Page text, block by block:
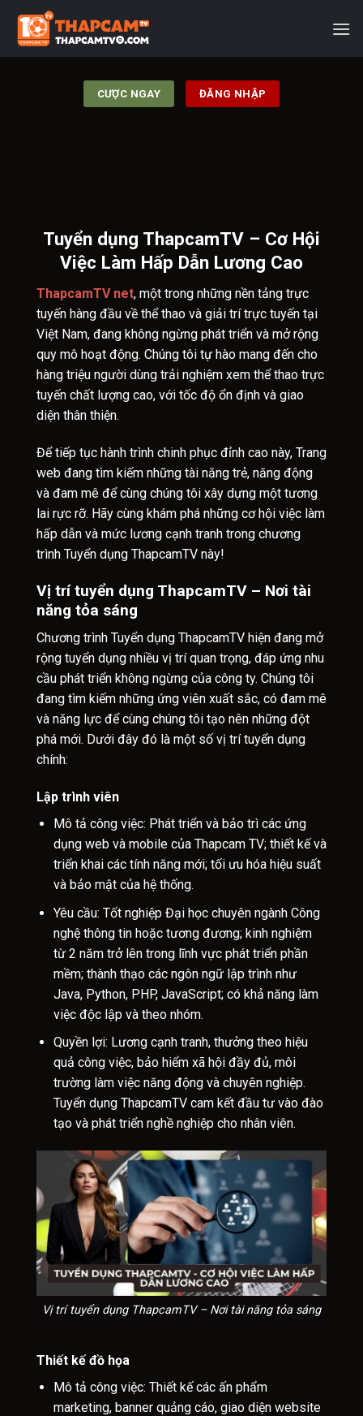
CƯỢC NGAY ĐĂNG NHẬP
Tuyển dụng ThapcamTV – Cơ Hội
Việc Làm Hấp Dẫn Lương Cao
ThapcamTV net, một trong những nền tảng trực
tuyến hàng đầu về thể thao và giải trí trực tuyến tại
Việt Nam, đang không ngừng phát triển và mở rộng
quy mô hoạt động. Chúng tôi tự hào mang đến cho
hàng triệu người dùng trải nghiệm xem thể thao trực
tuyến chất lượng cao, với tốc độ ổn định và giao
diện thân thiện.
Để tiếp tục hành trình chinh phục đỉnh cao này, Trang
web đang tìm kiếm những tài năng trẻ, năng động
và đam mê để cùng chúng tôi xây dựng một tương
lai rực rỡ. Hãy cùng khám phá những cơ hội việc làm
hấp dẫn và mức lương cạnh tranh trong chương
trình Tuyển dụng ThapcamTV này!
Vị trí tuyển dụng ThapcamTV – Nơi tài
năng tỏa sáng
Chương trình Tuyển dụng ThapcamTV hiện đang mở
rộng tuyển dụng nhiều vị trí quan trọng, đáp ứng nhu
cầu phát triển không ngừng của công ty. Chúng tôi
đang tìm kiếm những ứng viên xuất sắc, có đam mê
và năng lực để cùng chúng tôi tạo nên những đột
phá mới. Dưới đây đó là một số vị trí tuyển dụng
chính:
Lập trình viên
Mô tả công việc: Phát triển và bảo trì các ứng
dụng web và mobile của Thapcam TV; thiết kế và
triển khai các tính năng mới; tối ưu hóa hiệu suất
và bảo mật của hệ thống.
Yêu cầu: Tốt nghiệp Đại học chuyên ngành Công
nghệ thông tin hoặc tương đương; kinh nghiệm
từ 2 năm trở lên trong lĩnh vực phát triển phần
mềm; thành thạo các ngôn ngữ lập trình như
Java, Python, PHP, JavaScript; có khả năng làm
việc độc lập và theo nhóm.
Quyền lợi: Lương cạnh tranh, thưởng theo hiệu
quả công việc, bảo hiểm xã hội đầy đủ, môi
trường làm việc năng động và chuyên nghiệp.
Tuyển dụng ThapcamTV cam kết đầu tư vào đào
tạo và phát triển nghề nghiệp cho nhân viên.
Vị trí tuyển dụng ThapcamTV – Nơi tài năng tỏa sáng
Thiết kế đồ họa
Mô tả công việc: Thiết kế các ấn phẩm
marketing, banner quảng cáo, giao diện website